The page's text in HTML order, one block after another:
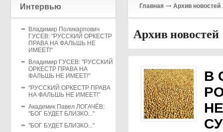
Интервью
Владимир Поликарпович
ГУСЕВ: "РУССКИЙ ОРКЕСТР
ПРАВА НА ФАЛЬШЬ НЕ
ИМЕЕТ!"
Владимир ГУСЕВ: "РУССКИЙ
ОРКЕСТР ПРАВА НА
ФАЛЬШЬ НЕ ИМЕЕТ!"
"РУССКИЙ ОРКЕСТР ПРАВА
НА ФАЛЬШЬ НЕ ИМЕЕТ!"
Академик Павел ЛОГАЧЁВ:
"БОГ БУДЕТ БЛИЗКО..."
"БОГ БУДЕТ БЛИЗКО..."
Главная Архив новостей
Архив новостей
В